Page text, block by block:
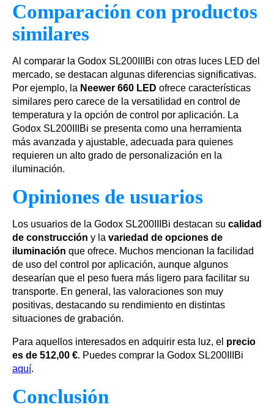
Comparación con productos
similares
Al comparar la Godox SL200IIIBi con otras luces LED del
mercado, se destacan algunas diferencias significativas.
Por ejemplo, la Neewer 660 LED ofrece características
similares pero carece de la versatilidad en control de
temperatura y la opción de control por aplicación. La
Godox SL200IIIBi se presenta como una herramienta
más avanzada y ajustable, adecuada para quienes
requieren un alto grado de personalización en la
iluminación.
Opiniones de usuarios
Los usuarios de la Godox SL200IIIBi destacan su calidad
de construcción y la variedad de opciones de
iluminación que ofrece. Muchos mencionan la facilidad
de uso del control por aplicación, aunque algunos
desearían que el peso fuera más ligero para facilitar su
transporte. En general, las valoraciones son muy
positivas, destacando su rendimiento en distintas
situaciones de grabación.
Para aquellos interesados en adquirir esta luz, el precio
es de 512,00 €. Puedes comprar la Godox SL200IIIBi
aquí.
Conclusión